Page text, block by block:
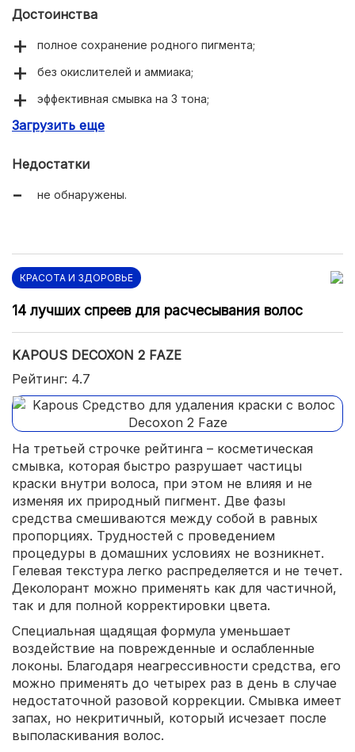
Достоинства
полное сохранение родного пигмента;
без окислителей и аммиака;
эффективная смывка на 3 тона;
улучшает состояние волос.
Загрузить еще
Недостатки
не обнаружены.
КРАСОТА И ЗДОРОВЬЕ
14 лучших спреев для расчесывания волос
KAPOUS DECOXON 2 FAZE
Рейтинг: 4.7
На третьей строчке рейтинга – косметическая
смывка, которая быстро разрушает частицы
краски внутри волоса, при этом не влияя и не
изменяя их природный пигмент. Две фазы
средства смешиваются между собой в равных
пропорциях. Трудностей с проведением
процедуры в домашних условиях не возникнет.
Гелевая текстура легко распределяется и не течет.
Деколорант можно применять как для частичной,
так и для полной корректировки цвета.
Специальная щадящая формула уменьшает
воздействие на поврежденные и ослабленные
локоны. Благодаря неагрессивности средства, его
можно применять до четырех раз в день в случае
недостаточной разовой коррекции. Смывка имеет
запах, но некритичный, который исчезает после
выполаскивания волос.